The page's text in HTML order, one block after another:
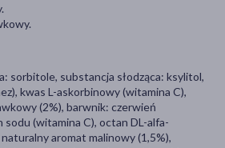
sorbitole, substancja słodząca: ksylitol,
kwas L-askorbinowy (witamina C),
(2%), barwnik: czerwień
sodu (witamina C), octan DL-alfa-
aromat malinowy (1,5%),